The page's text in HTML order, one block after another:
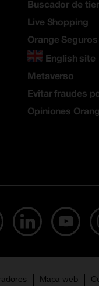
Buscador de
Live Shopping
Orange Seguros
English site
Metaverso
Evitar fraudes
Opiniones
Mapa web